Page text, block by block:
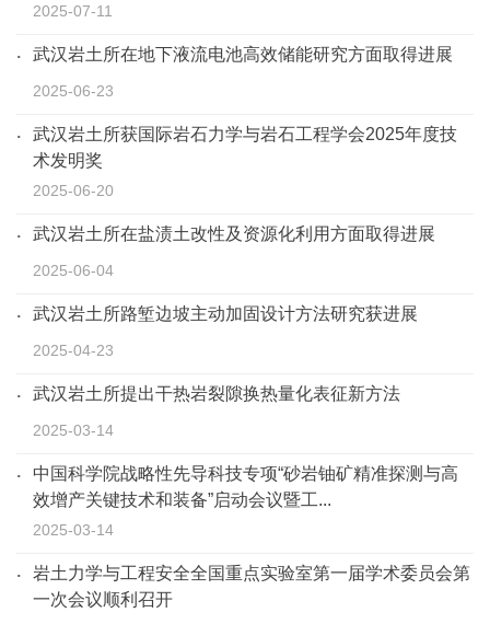
2025-07-11
武汉岩土所在地下液流电池高效储能研究方面取得进展
2025-06-23
武汉岩土所获国际岩石力学与岩石工程学会2025年度技
术发明奖
2025-06-20
武汉岩土所在盐渍土改性及资源化利用方面取得进展
2025-06-04
武汉岩土所路堑边坡主动加固设计方法研究获进展
2025-04-23
武汉岩土所提出干热岩裂隙换热量化表征新方法
2025-03-14
中国科学院战略性先导科技专项“砂岩铀矿精准探测与高
效增产关键技术和装备”启动会议暨工...
2025-03-14
岩土力学与工程安全全国重点实验室第一届学术委员会第
一次会议顺利召开